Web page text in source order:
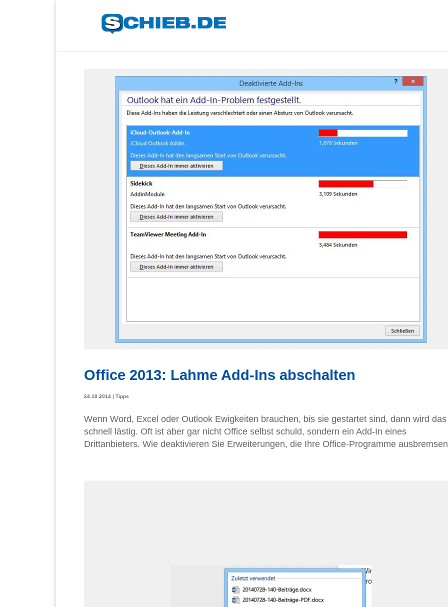
Office 2013: Lahme Add-Ins abschalten
24.10.2014 | Tipps
Wenn Word, Excel oder Outlook Ewigkeiten brauchen, bis sie gestartet sind, dann wird das
schnell lästig. Oft ist aber gar nicht Office selbst schuld, sondern ein Add-In eines
Drittanbieters. Wie deaktivieren Sie Erweiterungen, die Ihre Office-Programme